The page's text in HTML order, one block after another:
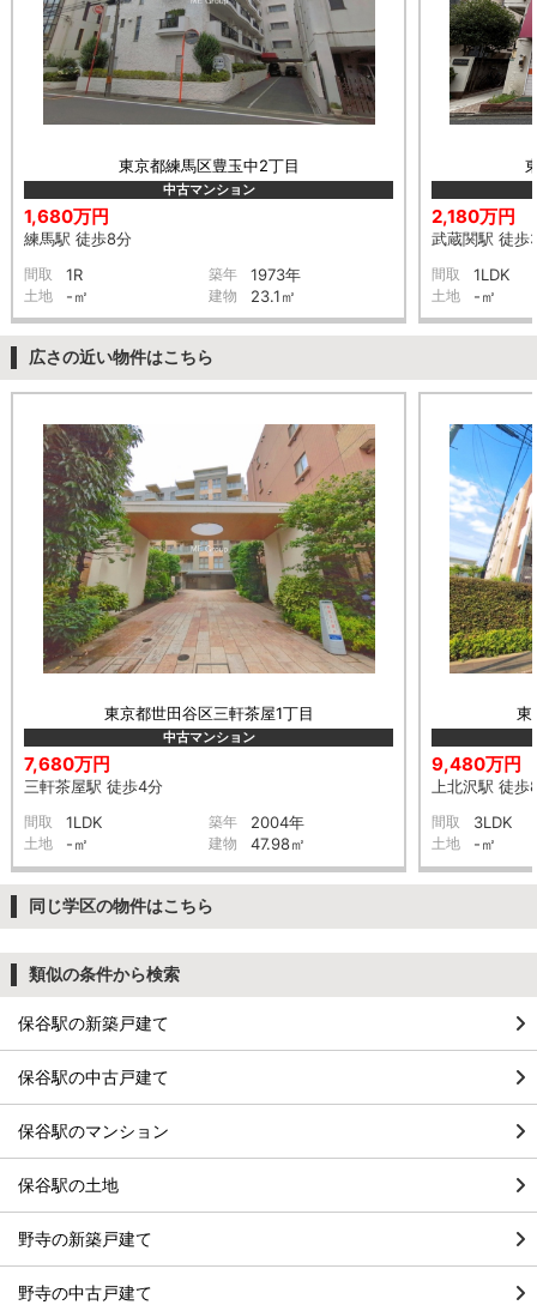
東京都練馬区豊玉中2丁目
中古マンション
1,680万円
練馬駅 徒歩8分
間取 1R 築年 1973年
土地 -㎡ 建物 23.1㎡
2,180万円
武蔵関駅 徒歩
間取 1LDK
土地 -㎡
広さの近い物件はこちら
東京都世田谷区三軒茶屋1丁目
中古マンション
7,680万円
三軒茶屋駅 徒歩4分
間取 1LDK 築年 2004年
土地 -㎡ 建物 47.98㎡
東
9,480万円
上北沢駅 徒歩
間取 3LDK
土地 -㎡
同じ学区の物件はこちら
類似の条件から検索
保谷駅の新築戸建て
保谷駅の中古戸建て
保谷駅のマンション
保谷駅の土地
野寺の新築戸建て
野寺の中古戸建て